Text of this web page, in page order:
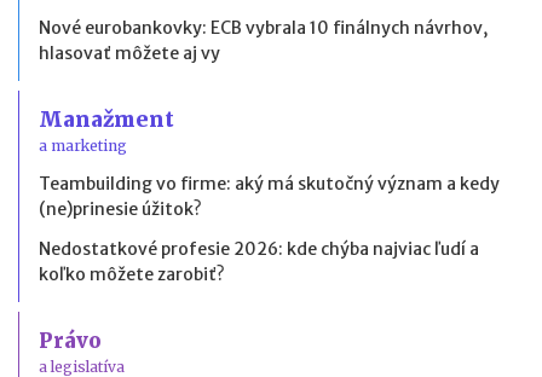
Nové eurobankovky: ECB vybrala 10 finálnych návrhov,
hlasovať môžete aj vy
Manažment
a marketing
Teambuilding vo firme: aký má skutočný význam a kedy
(ne)prinesie úžitok?
Nedostatkové profesie 2026: kde chýba najviac ľudí a
koľko môžete zarobiť?
Právo
a legislatíva